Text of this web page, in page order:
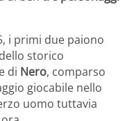
i primi due paiono
storico
di Nero, comparso
giocabile nello
uomo tuttavia